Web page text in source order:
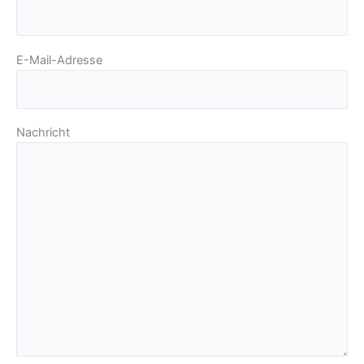
E-Mail-Adresse
Nachricht